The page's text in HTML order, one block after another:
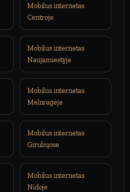
Mobilus internetas
Centroje
Mobilus internetas
Naujamiestyje
Mobilus internetas
Melnragėje
Mobilus internetas
Giruliųose
Mobilus internetas
Nidoje